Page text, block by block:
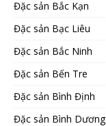
Đặc sản Bắc Kạn
Đặc sản Bạc Liêu
Đặc sản Bắc Ninh
Đặc sản Bến Tre
Đặc sản Bình Định
Đặc sản Bình Dương